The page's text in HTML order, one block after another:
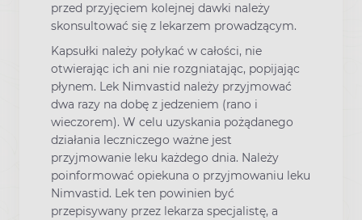
przed przyjęciem kolejnej dawki należy
skonsultować się z lekarzem prowadzącym.
Kapsułki należy połykać w całości, nie
otwierając ich ani nie rozgniatając, popijając
płynem. Lek Nimvastid należy przyjmować
dwa razy na dobę z jedzeniem (rano i
wieczorem). W celu uzyskania pożądanego
działania leczniczego ważne jest
przyjmowanie leku każdego dnia. Należy
poinformować opiekuna o przyjmowaniu leku
Nimvastid. Lek ten powinien być
przepisywany przez lekarza specjalistę, a